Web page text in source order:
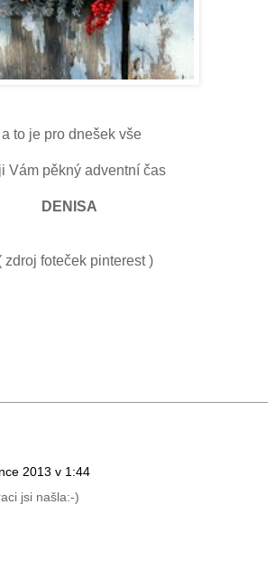
a to je pro dnešek vše
Vám pěkný adventní čas
DENISA
zdroj foteček pinterest )
2013 v 1:44
jsi našla:-)